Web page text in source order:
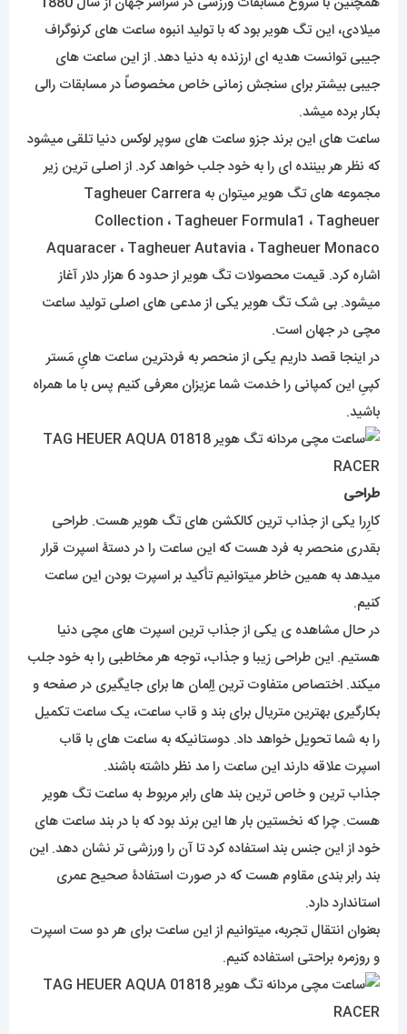
میلادی، این تگ هویر بود که با تولید انبوه ساعت های کرنوگراف
جیبی توانست هدیه ای ارزنده به دنیا دهد. از این ساعت های
جیبی بیشتر برای سنجش زمانی خاص مخصوصاً در مسابقات رالی
بکار برده میشد.
ساعت های این برند جزو ساعت های سوپر لوکس دنیا تلقی میشود
که نظر هر بیننده ای را به خود جلب خواهد کرد. از اصلی ترین زیر
مجموعه های تگ هویر میتوان به Tagheuer Carrera
Collection ، Tagheuer Formula1 ، Tagheuer
Aquaracer ، Tagheuer Autavia ، Tagheuer Monaco
اشاره کرد. قیمت محصولات تگ هویر از حدود 6 هزار دلار آغاز
میشود. بی شک تگ هویر یکی از مدعی های اصلی تولید ساعت
مچی در جهان است.
در اینجا قصد داریم یکی از منحصر به فردترین ساعت هایِ مَستر
کپیِ این کمپانی را خدمت شما عزیزان معرفی کنیم پس با ما همراه
باشید.
طراحی
کارِرا یکی از جذاب ترین کالکشن های تگ هویر هست. طراحی
بقدری منحصر به فرد هست که این ساعت را در دستۀ اسپرت قرار
میدهد به همین خاطر میتوانیم تأکید بر اسپرت بودن این ساعت
کنیم.
در حال مشاهده ی یکی از جذاب ترین اسپرت های مچی دنیا
هستیم. این طراحی زیبا و جذاب، توجه هر مخاطبی را به خود جلب
میکند. اختصاص متفاوت ترین اِلِمان ها برای جایگیری در صفحه و
بکارگیری بهترین متریال برای بند و قاب ساعت، یک ساعت تکمیل
را به شما تحویل خواهد داد. دوستانیکه به ساعت های با قاب
اسپرت علاقه دارند این ساعت را مد نظر داشته باشند.
جذاب ترین و خاص ترین بند های رابر مربوط به ساعت تگ هویر
هست. چرا که نخستین بار ها این برند بود که با در بند ساعت های
خود از این جنس بند استفاده کرد تا آن را ورزشی تر نشان دهد. این
بند رابر بندی مقاوم هست که در صورت استفادۀ صحیح عمری
استاندارد دارد.
بعنوان انتقال تجربه، میتوانیم از این ساعت برای هر دو ست اسپرت
و روزمره براحتی استفاده کنیم.